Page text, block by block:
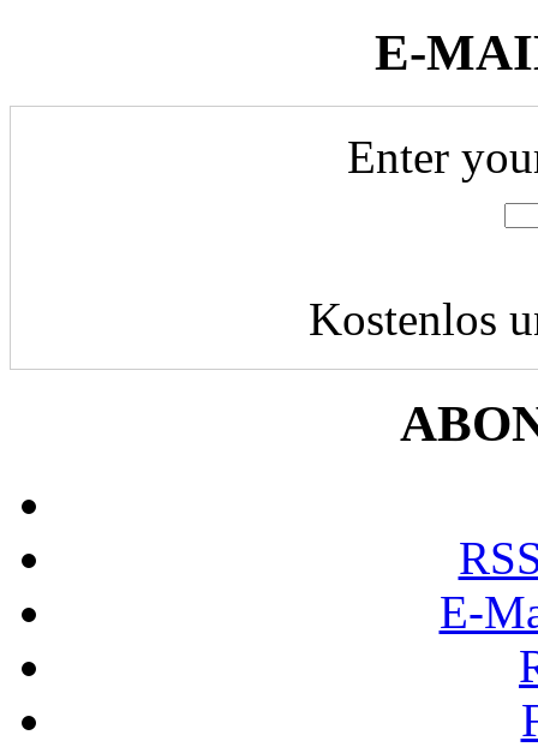
E-
Enter
Kostenlos
E-